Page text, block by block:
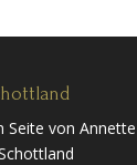
Seite von